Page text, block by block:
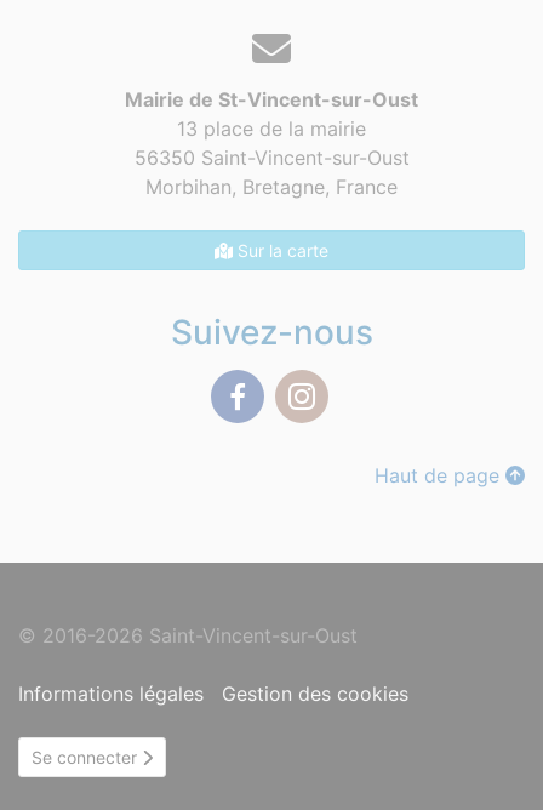
Mairie de St-Vincent-sur-Oust
13 place de la mairie
56350 Saint-Vincent-sur-Oust
Morbihan, Bretagne, France
Sur la carte
Suivez-nous
Haut de page
© 2016-2026 Saint-Vincent-sur-Oust
Informations légales Gestion des cookies
Se connecter